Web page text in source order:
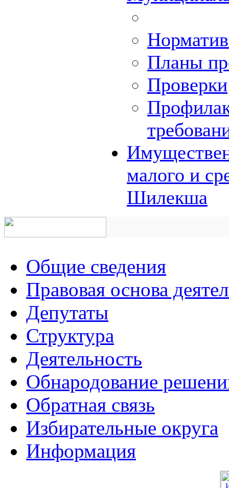
Планы
Проверки
малого и
Шилекша
Общие сведения
Правовая основа
Депутаты
Структура
Деятельность
Обнародование
Обратная связь
Избирательные округа
Информация